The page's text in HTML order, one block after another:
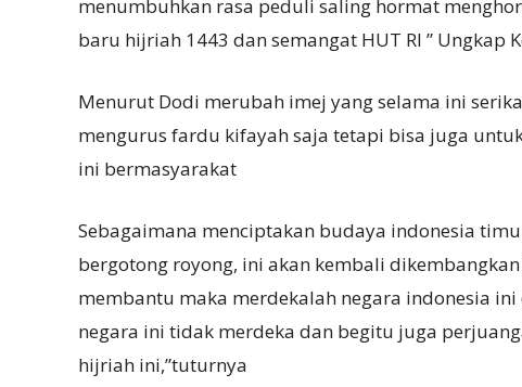
menumbuhkan rasa peduli saling hormat
baru hijriah 1443 dan semangat HUT RI ” Ungkap
Menurut Dodi merubah imej yang selama ini
mengurus fardu kifayah saja tetapi bisa juga
ini bermasyarakat
Sebagaimana menciptakan budaya indonesia
bergotong royong, ini akan kembali
membantu maka merdekalah negara indonesia
negara ini tidak merdeka dan begitu juga
hijriah ini,”tuturnya